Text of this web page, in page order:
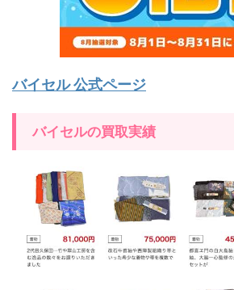
バイセル 公式ページ
バイセルの買取実績